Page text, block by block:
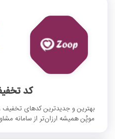
کد
بهترین و جدیدترین کدهای تخفیف
موپُن همیشه ارزان‌تر از سامانه